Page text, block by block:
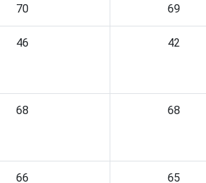
70 69
46 42
68 68
66 65